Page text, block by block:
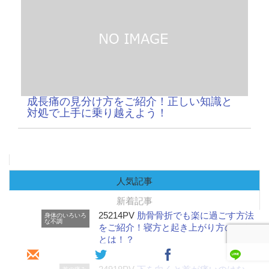
成長痛の見分け方をご紹介！正しい知識と
対処で上手に乗り越えよう！
人気記事
新着記事
身体のいろいろ
な不調
25214PV 肋骨骨折でも楽に過ごす方法
をご紹介！寝方と起き上がり方のコツ
とは！？